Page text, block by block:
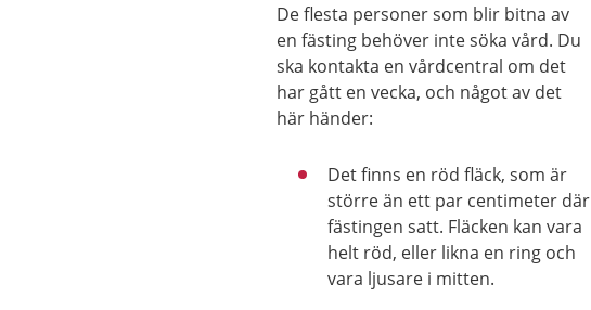
De flesta personer som blir bitna av
en fästing behöver inte söka vård. Du
ska kontakta en vårdcentral om det
har gått en vecka, och något av det
här händer:
Det finns en röd fläck, som är
större än ett par centimeter där
fästingen satt. Fläcken kan vara
helt röd, eller likna en ring och
vara ljusare i mitten.